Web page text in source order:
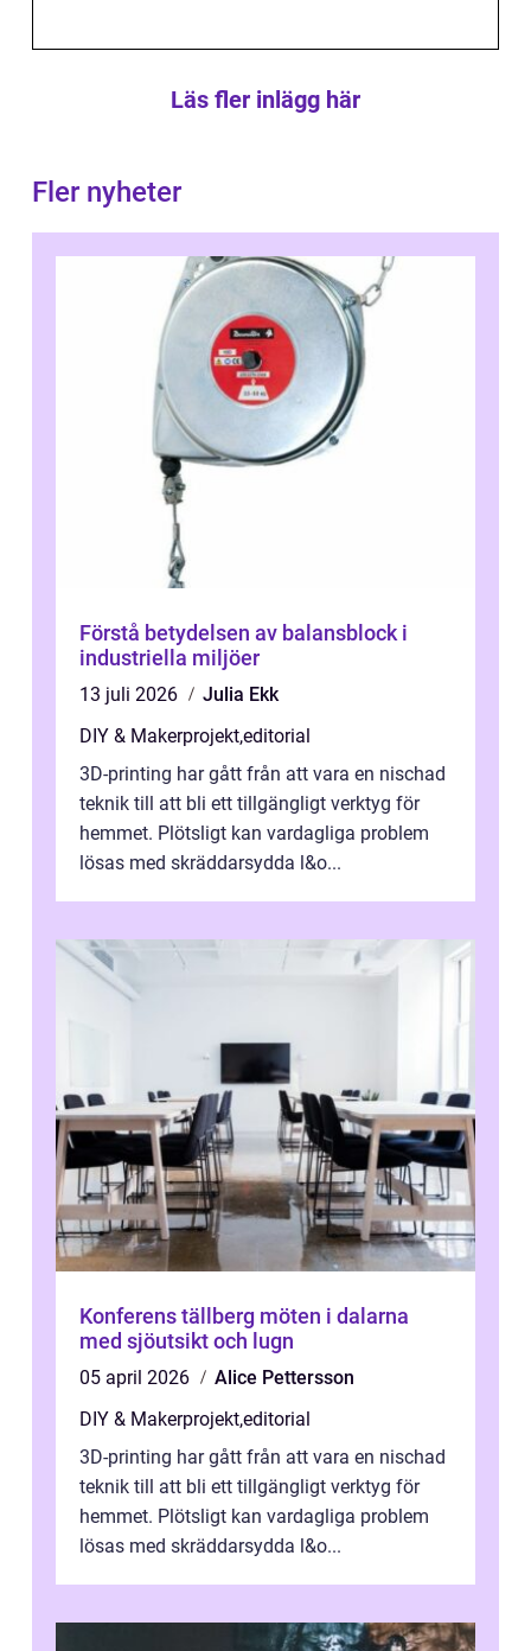
Läs fler inlägg här
Fler nyheter
Förstå betydelsen av balansblock i
industriella miljöer
13 juli 2026
Julia Ekk
DIY & Makerprojekt,editorial
3D-printing har gått från att vara en nischad
teknik till att bli ett tillgängligt verktyg för
hemmet. Plötsligt kan vardagliga problem
lösas med skräddarsydda l&o...
Konferens tällberg möten i dalarna
med sjöutsikt och lugn
05 april 2026
Alice Pettersson
DIY & Makerprojekt,editorial
3D-printing har gått från att vara en nischad
teknik till att bli ett tillgängligt verktyg för
hemmet. Plötsligt kan vardagliga problem
lösas med skräddarsydda l&o...